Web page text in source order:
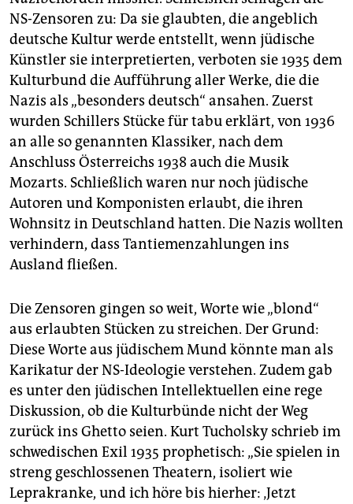
NS-Zensoren zu: Da sie glaubten, die angeblich
deutsche Kultur werde entstellt, wenn jüdische
Künstler sie interpretierten, verboten sie 1935 dem
Kulturbund die Aufführung aller Werke, die die
Nazis als „besonders deutsch“ ansahen. Zuerst
wurden Schillers Stücke für tabu erklärt, von 1936
an alle so genannten Klassiker, nach dem
Anschluss Österreichs 1938 auch die Musik
Mozarts. Schließlich waren nur noch jüdische
Autoren und Komponisten erlaubt, die ihren
Wohnsitz in Deutschland hatten. Die Nazis wollten
verhindern, dass Tantiemenzahlungen ins
Ausland fließen.
Die Zensoren gingen so weit, Worte wie „blond“
aus erlaubten Stücken zu streichen. Der Grund:
Diese Worte aus jüdischem Mund könnte man als
Karikatur der NS-Ideologie verstehen. Zudem gab
es unter den jüdischen Intellektuellen eine rege
Diskussion, ob die Kulturbünde nicht der Weg
zurück ins Ghetto seien. Kurt Tucholsky schrieb im
schwedischen Exil 1935 prophetisch: „Sie spielen in
streng geschlossenen Theatern, isoliert wie
Leprakranke, und ich höre bis hierher: ‚Jetzt